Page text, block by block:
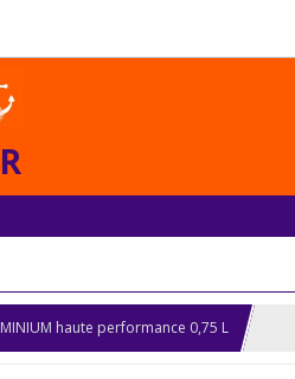
haute performance 0,75 L